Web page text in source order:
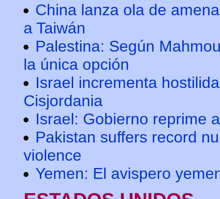
China lanza ola de
a Taiwán
Palestina: Según
la única opción
Israel incrementa
Cisjordania
Israel: Gobierno reprime
Pakistan suffers record
violence
Yemen: El avispero